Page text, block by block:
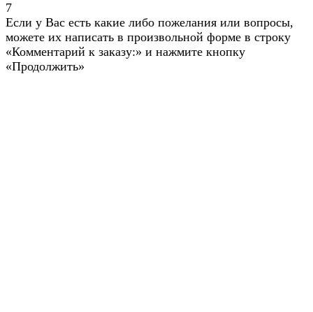
7
Если у Вас есть какие либо пожелания или вопросы,
можете их написать в произвольной форме в строку
«Комментарий к заказу:» и нажмите кнопку
«Продолжить»